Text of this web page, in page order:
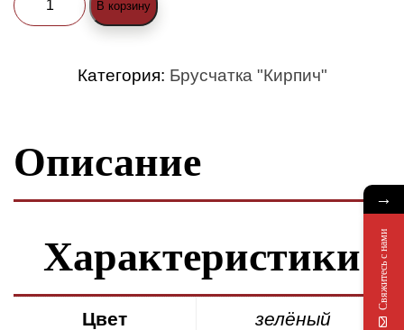
товара
зелёная
В корзину
Категория: Брусчатка "Кирпич"
Описание
Характеристики
Цвет зелёный
→
Свяжитесь с нами